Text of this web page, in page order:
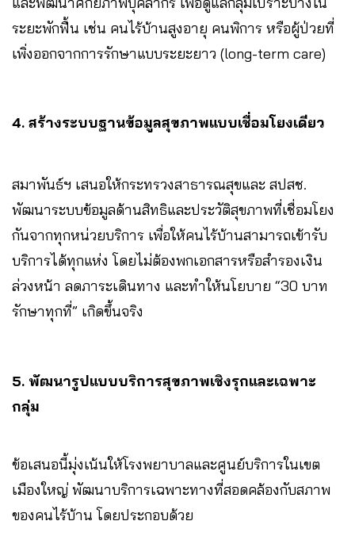
ระยะพักฟื้น เช่น คนไร้บ้านสูงอายุ คนพิการ หรือผู้ป่วยที่
เพิ่งออกจากการรักษาแบบระยะยาว (long-term care)
4. สร้างระบบฐานข้อมูลสุขภาพแบบเชื่อมโยงเดียว
สมาพันธ์ฯ เสนอให้กระทรวงสาธารณสุขและ สปสช.
พัฒนาระบบข้อมูลด้านสิทธิและประวัติสุขภาพที่เชื่อมโยง
กันจากทุกหน่วยบริการ เพื่อให้คนไร้บ้านสามารถเข้ารับ
บริการได้ทุกแห่ง โดยไม่ต้องพกเอกสารหรือสำรองเงิน
ล่วงหน้า ลดภาระเดินทาง และทำให้นโยบาย “30 บาท
รักษาทุกที่” เกิดขึ้นจริง
5. พัฒนารูปแบบบริการสุขภาพเชิงรุกและเฉพาะ
กลุ่ม
ข้อเสนอนี้มุ่งเน้นให้โรงพยาบาลและศูนย์บริการในเขต
เมืองใหญ่ พัฒนาบริการเฉพาะทางที่สอดคล้องกับสภาพ
ของคนไร้บ้าน โดยประกอบด้วย